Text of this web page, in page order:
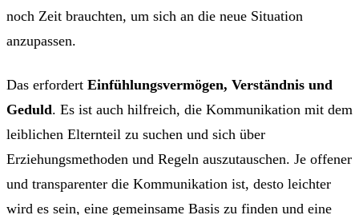
noch Zeit brauchten, um sich an die neue Situation
anzupassen.
Das erfordert Einfühlungsvermögen, Verständnis und
Geduld. Es ist auch hilfreich, die Kommunikation mit dem
leiblichen Elternteil zu suchen und sich über
Erziehungsmethoden und Regeln auszutauschen. Je offener
und transparenter die Kommunikation ist, desto leichter
wird es sein, eine gemeinsame Basis zu finden und eine